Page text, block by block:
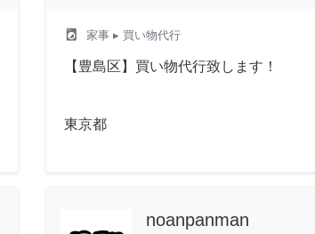
local_laundry_service 家事▸ 買い物代行
【豊島区】買い物代行致します！
東京都
noanpanman